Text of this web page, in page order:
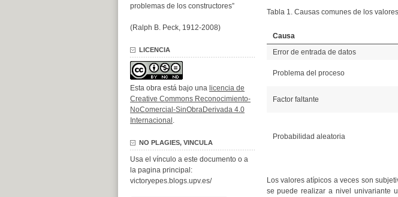
Tabla 1. Causas comunes de los
Causa
Error de entrada de datos
Problema del proceso
Factor faltante
Probabilidad aleatoria
Los valores atípicos a veces son
se puede realizar a nivel univariante
problemas de los constructores”
(Ralph B. Peck, 1912-2008)
LICENCIA
Esta obra está bajo una licencia de
Creative Commons Reconocimiento-
NoComercial-SinObraDerivada 4.0
Internacional .
NO PLAGIES, VINCULA
Usa el vínculo a este documento o a
la pagina principal:
victoryepes.blogs.upv.es/